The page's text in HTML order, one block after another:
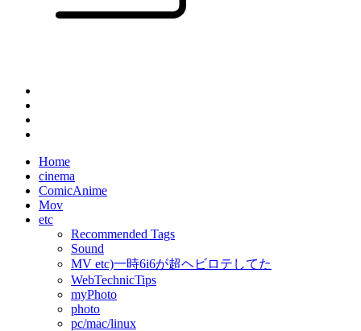
Home
cinema
ComicAnime
Mov
etc
Recommended Tags
Sound
MV etc)一時6i6が超ヘビロテしてた
WebTechnicTips
myPhoto
photo
pc/mac/linux